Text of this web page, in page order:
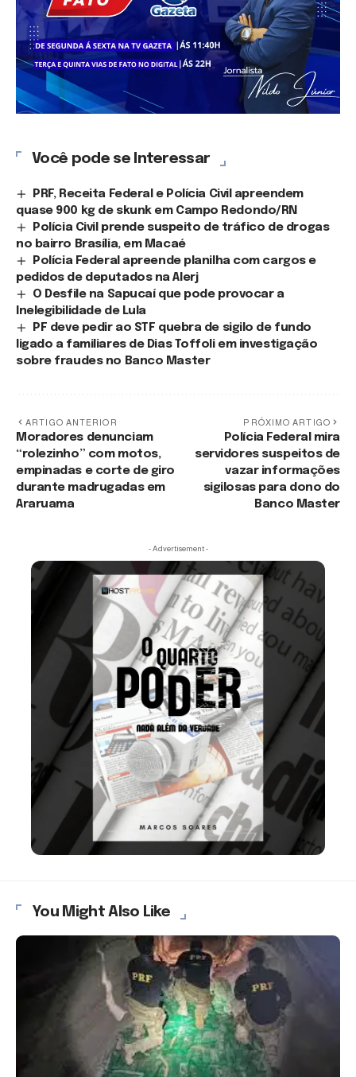
Você pode se Interessar
PRF, Receita Federal e Polícia Civil apreendem
quase 900 kg de skunk em Campo Redondo/RN
Polícia Civil prende suspeito de tráfico de drogas
no bairro Brasília, em Macaé
Polícia Federal apreende planilha com cargos e
pedidos de deputados na Alerj
O Desfile na Sapucaí que pode provocar a
Inelegibilidade de Lula
PF deve pedir ao STF quebra de sigilo de fundo
ligado a familiares de Dias Toffoli em investigação
sobre fraudes no Banco Master
ARTIGO ANTERIOR
Moradores denunciam
“rolezinho” com motos,
empinadas e corte de giro
durante madrugadas em
Araruama
PRÓXIMO ARTIGO
Polícia Federal mira
servidores suspeitos de
vazar informações
sigilosas para dono do
Banco Master
- Advertisement -
You Might Also Like